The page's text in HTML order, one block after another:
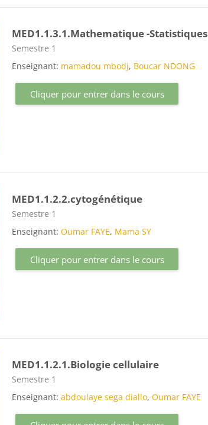
MED1.1.3.1.Mathematique -Statistiques
Catégorie de cours
Semestre 1
Enseignant: mamadou mbodj, Boucar NDONG
Cliquer pour entrer dans le cours
MED1.1.2.2.cytogénétique
Catégorie de cours
Semestre 1
Enseignant:Oumar FAYE, Mama SY
Cliquer pour entrer dans le cours
MED1.1.2.1.Biologie cellulaire
Catégorie de cours
Semestre 1
Enseignant:abdoulaye sega diallo,Oumar FAYE